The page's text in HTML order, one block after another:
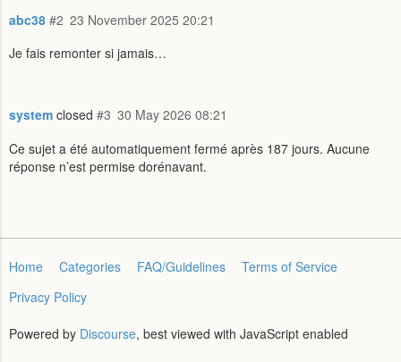
abc38 23 November 2025 20:21
#2
Je fais remonter si jamais…
system closed 30 May 2026 08:21
#3
Ce sujet a été automatiquement fermé après 187 jours. Aucune
réponse n’est permise dorénavant.
Home Categories FAQ/Guidelines
Terms of Service
Privacy Policy
Powered by Discourse, best viewed with JavaScript enabled